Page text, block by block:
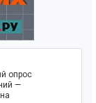
опрос
—